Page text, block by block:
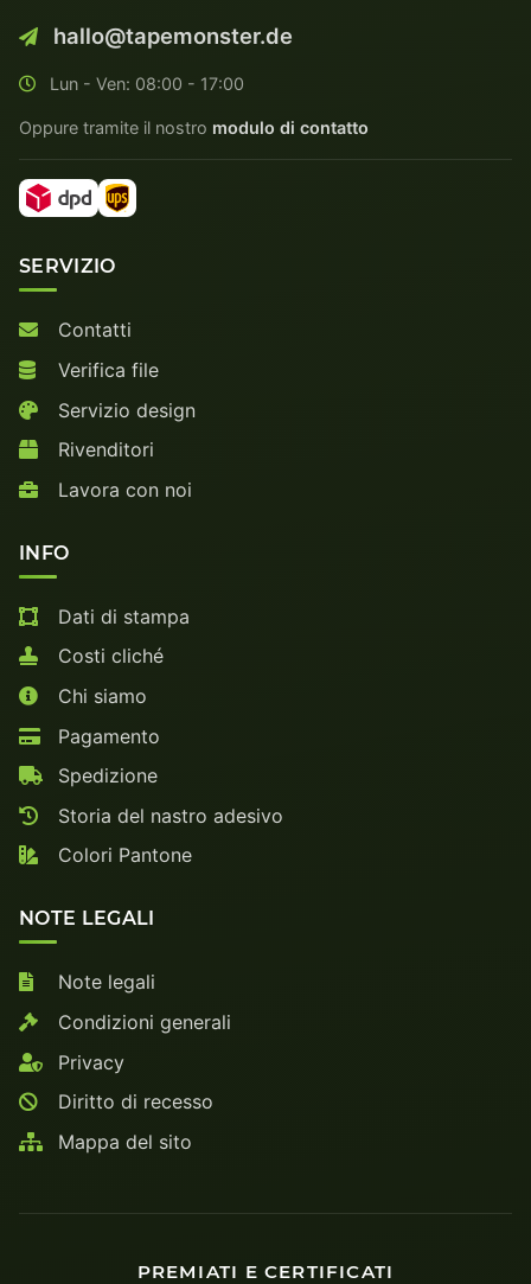
hallo@tapemonster.de
Lun - Ven: 08:00 - 17:00
Oppure tramite il nostro modulo di contatto
SERVIZIO
Contatti
Verifica file
Servizio design
Rivenditori
Lavora con noi
INFO
Dati di stampa
Costi cliché
Chi siamo
Pagamento
Spedizione
Storia del nastro adesivo
Colori Pantone
NOTE LEGALI
Note legali
Condizioni generali
Privacy
Diritto di recesso
Mappa del sito
PREMIATI E CERTIFICATI